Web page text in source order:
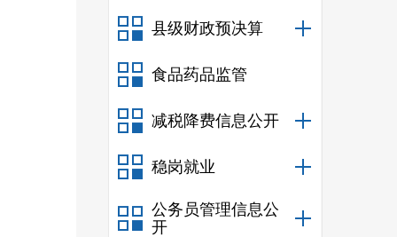
县级财政预决算
食品药品监管
减税降费信息公开
稳岗就业
公务员管理信息公
开